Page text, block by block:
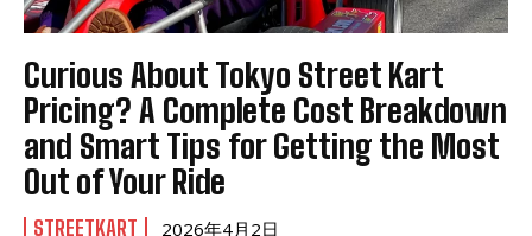
Curious About Tokyo Street Kart
Pricing? A Complete Cost Breakdown
and Smart Tips for Getting the Most
Out of Your Ride
STREETKART 2026年4月2日